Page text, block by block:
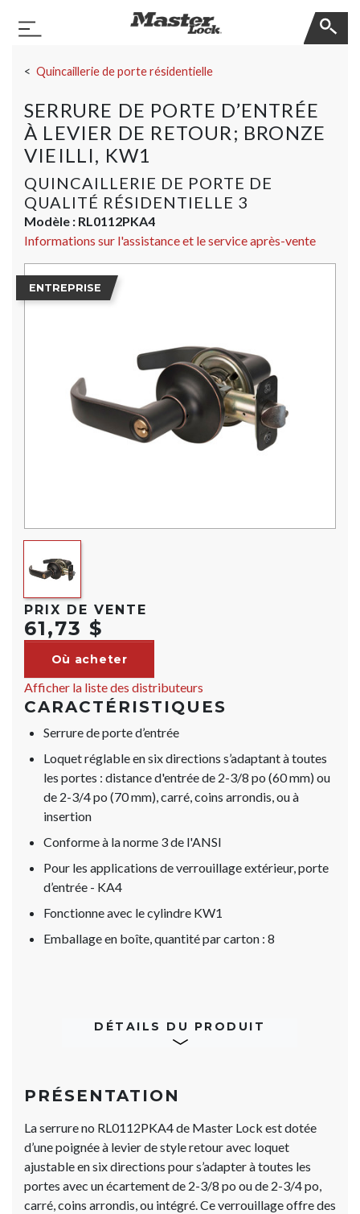
Basculer la navigation
Quincaillerie de porte résidentielle
SERRURE DE PORTE D’ENTRÉE
À LEVIER DE RETOUR; BRONZE
VIEILLI, KW1
QUINCAILLERIE DE PORTE DE
QUALITÉ RÉSIDENTIELLE 3
Modèle : RL0112PKA4
Informations sur l'assistance et le service après-vente
ENTREPRISE
PRIX DE VENTE
61,73 $
Où acheter
Afficher la liste des distributeurs
CARACTÉRISTIQUES
Serrure de porte d’entrée
Loquet réglable en six directions s’adaptant à toutes
les portes : distance d'entrée de 2-3/8 po (60 mm) ou
de 2-3/4 po (70 mm), carré, coins arrondis, ou à
insertion
Conforme à la norme 3 de l'ANSI
Pour les applications de verrouillage extérieur, porte
d’entrée - KA4
Fonctionne avec le cylindre KW1
Emballage en boîte, quantité par carton : 8
DÉTAILS DU PRODUIT
PRÉSENTATION
La serrure no RL0112PKA4 de Master Lock est dotée
d’une poignée à levier de style retour avec loquet
ajustable en six directions pour s’adapter à toutes les
portes avec un écartement de 2-3/8 po ou de 2-3/4 po,
carré, coins arrondis, ou intégré. Ce verrouillage offre des